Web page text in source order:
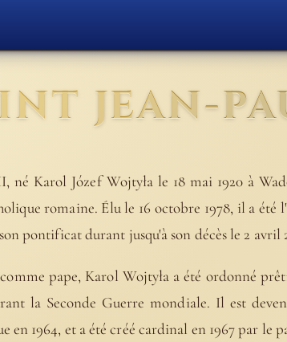
JEAN-
né Karol Józef Wojtyła le 18 mai 1920 à
romaine. Élu le 16 octobre 1978, il a
pontificat durant jusqu'à son décès le 2 avril
pape, Karol Wojtyła a été ordonné
la Seconde Guerre mondiale. Il est
en 1964, et a été créé cardinal en 1967 par le